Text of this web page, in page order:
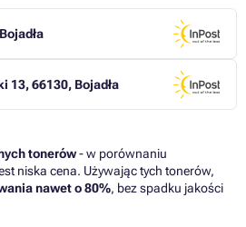
13, 66130, Bojadła
tonerów- w porównaniu
niska cena. Używając tych tonerów,
nawet o 80%, bez spadku jakości